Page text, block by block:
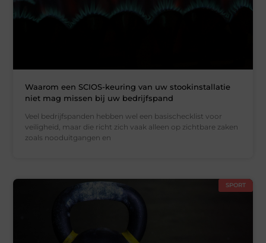
Waarom een SCIOS-keuring van uw stookinstallatie
niet mag missen bij uw bedrijfspand
Veel bedrijfspanden hebben wel een basischecklist voor
veiligheid, maar die richt zich vaak alleen op zichtbare zaken
zoals nooduitgangen en
SPORT